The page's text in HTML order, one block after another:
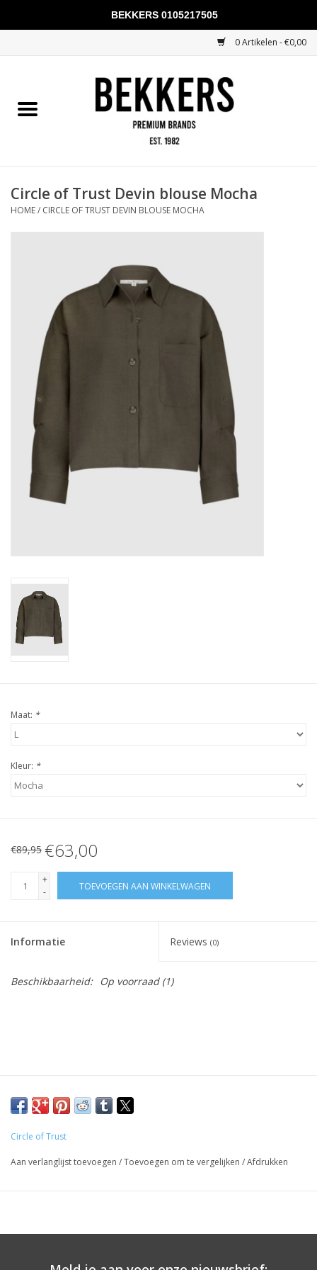
0 Artikelen - €0,00
Mannen
KADOBONNEN
Circle of Trust Devin blouse Mocha
HOME/ CIRCLE OF TRUST DEVIN BLOUSE MOCHA
Maat: *
Kleur: *
€89,95 €63,00
+
-
TOEVOEGEN AAN WINKELWAGEN
Informatie Reviews (0)
Beschikbaarheid: Op voorraad(1)
Circle of Trust
Aan verlanglijst toevoegen /Toevoegen om te vergelijken /Afdrukken
BEKKERS 0105217505